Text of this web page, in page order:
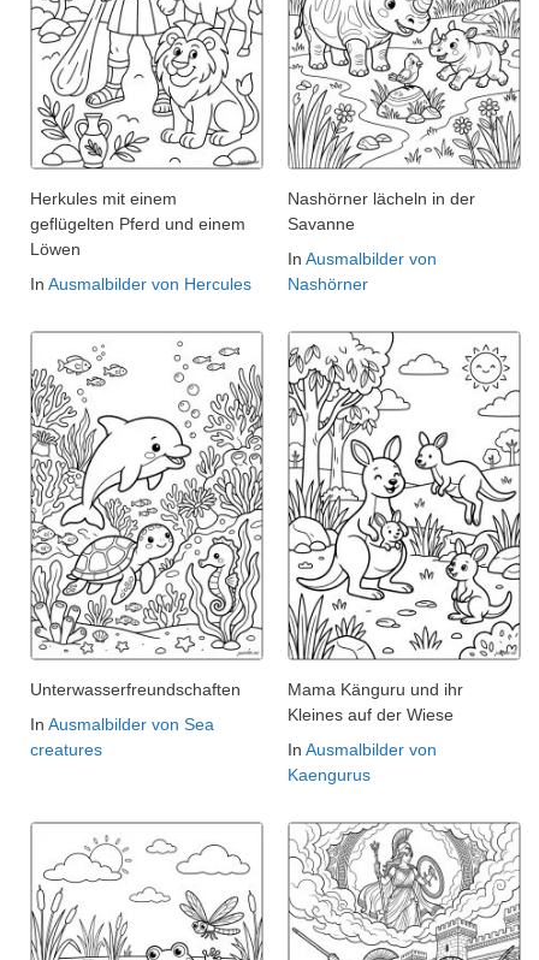
Herkules mit einem
geflügelten Pferd und einem
Löwen
In Ausmalbilder von Hercules
Nashörner lächeln in der
Savanne
In Ausmalbilder von
Nashörner
Unterwasserfreundschaften
In Ausmalbilder von Sea
creatures
Mama Känguru und ihr
Kleines auf der Wiese
In Ausmalbilder von
Kaengurus